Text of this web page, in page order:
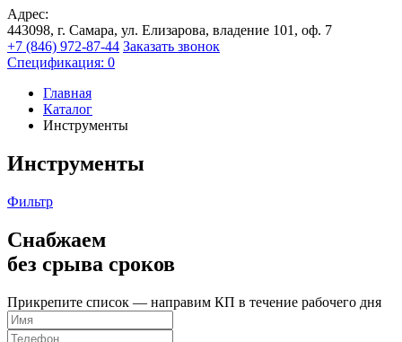
Адрес:
443098, г. Самара, ул. Елизарова, владение 101, оф. 7
+7 (846) 972-87-44 Заказать звонок
Спецификация: 0
Главная
Каталог
Инструменты
Инструменты
Фильтр
Снабжаем
без срыва сроков
Прикрепите список — направим КП в течение рабочего дня